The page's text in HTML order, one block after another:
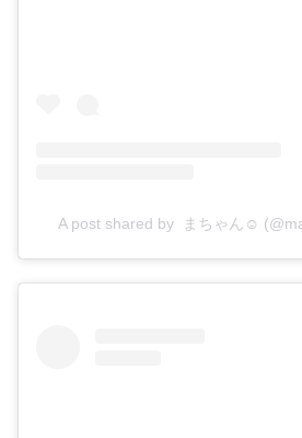
A post shared by ‪︎‬ ‪︎まちゃん☺︎